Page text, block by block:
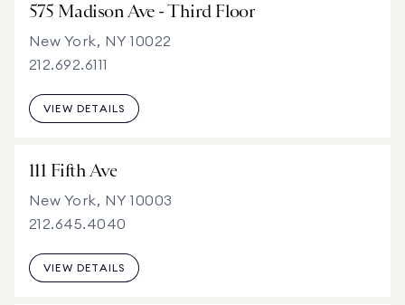
575 Madison Ave - Third Floor
New York, NY 10022
212.692.6111
VIEW DETAILS
111 Fifth Ave
New York, NY 10003
212.645.4040
VIEW DETAILS